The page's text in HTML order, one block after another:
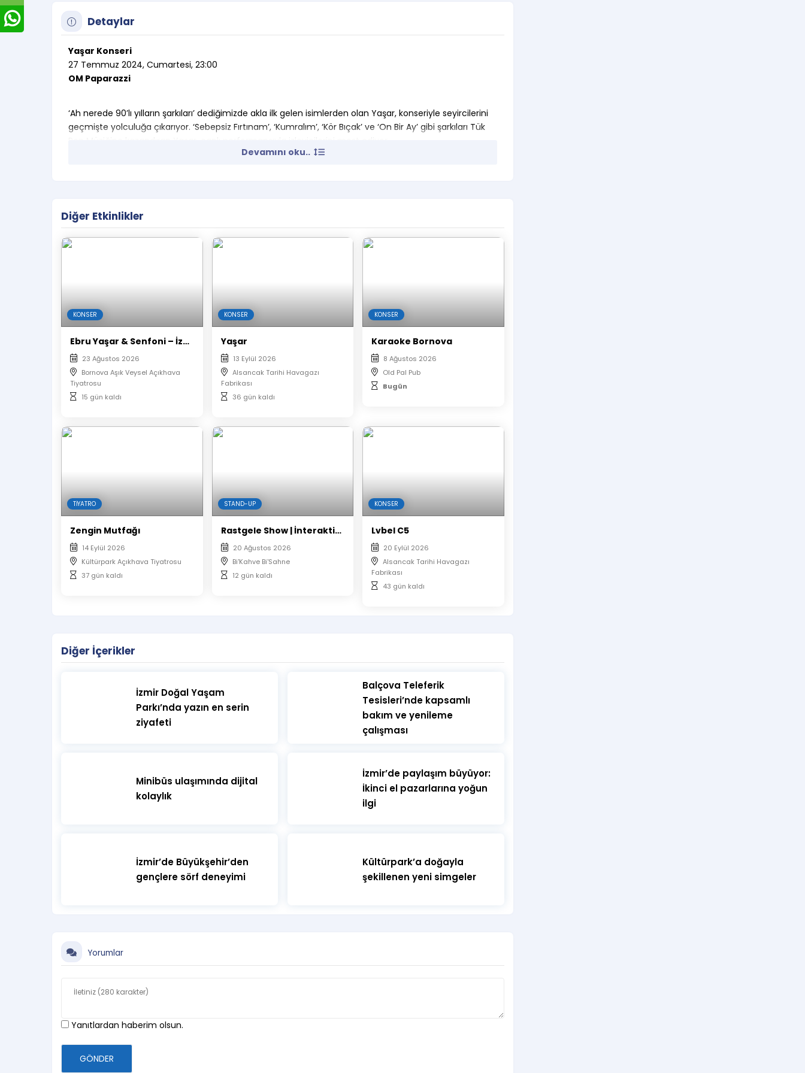
Detaylar
Yaşar Konseri
27 Temmuz 2024, Cumartesi, 23:00
OM Paparazzi
‘Ah nerede 90’lı yılların şarkıları’ dediğimizde akla ilk gelen isimlerden olan Yaşar, konseriyle seyircilerini
geçmişte yolculuğa çıkarıyor. ‘Sebepsiz Fırtınam’, ‘Kumralım’, ‘Kör Bıçak’ ve ‘On Bir Ay’ gibi şarkıları Tük
Devamını oku..
Diğer Etkinlikler
KONSER
Ebru Yaşar & Senfoni – İzmir
23 Ağustos 2026
Bornova Aşık Veysel Açıkhava
Tiyatrosu
15 gün kaldı
KONSER
Yaşar
13 Eylül 2026
Alsancak Tarihi Havagazı
Fabrikası
36 gün kaldı
KONSER
Karaoke Bornova
8 Ağustos 2026
Old Pal Pub
Bugün
TIYATRO
Zengin Mutfağı
14 Eylül 2026
Kültürpark Açıkhava Tiyatrosu
37 gün kaldı
STAND-UP
Rastgele Show | İnteraktif Komedi Şovu
20 Ağustos 2026
Bi'Kahve Bi'Sahne
12 gün kaldı
KONSER
Lvbel C5
20 Eylül 2026
Alsancak Tarihi Havagazı
Fabrikası
43 gün kaldı
Diğer İçerikler
İzmir Doğal Yaşam
Parkı’nda yazın en serin
ziyafeti
​Balçova Teleferik
Tesisleri’nde kapsamlı
bakım ve yenileme
çalışması
Minibüs ulaşımında dijital
kolaylık
İzmir’de paylaşım büyüyor:
İkinci el pazarlarına yoğun
ilgi
İzmir’de Büyükşehir’den
gençlere sörf deneyimi
Kültürpark’a doğayla
şekillenen yeni simgeler
Yorumlar
Yanıtlardan haberim olsun.
GÖNDER